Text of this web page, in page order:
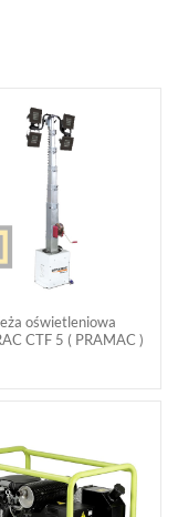
oświetleniowa
CTF 5 ( PRAMAC )